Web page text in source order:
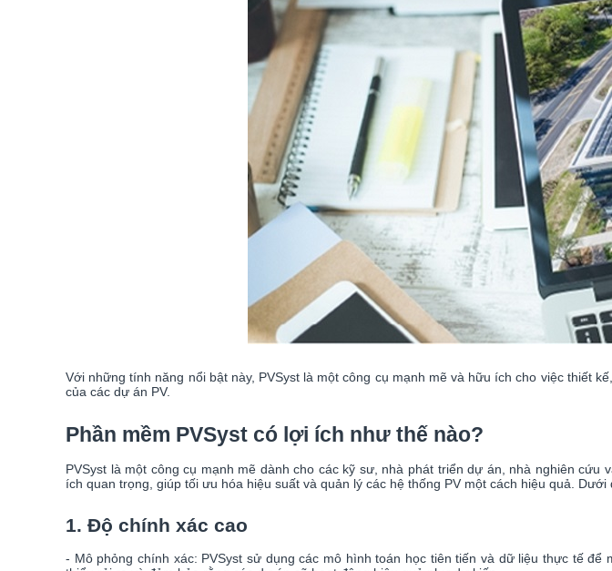
Với những tính năng nổi bật này, PVSyst là một công cụ mạnh mẽ và hữu ích cho việc thiết
của các dự án PV.
Phần mềm PVSyst có lợi ích như thế nào?
PVSyst là một công cụ mạnh mẽ dành cho các kỹ sư, nhà phát triển dự án, nhà nghiên
ích quan trọng, giúp tối ưu hóa hiệu suất và quản lý các hệ thống PV một cách hiệu quả.
1. Độ chính xác cao
- Mô phỏng chính xác: PVSyst sử dụng các mô hình toán học tiên tiến và dữ liệu thực tế